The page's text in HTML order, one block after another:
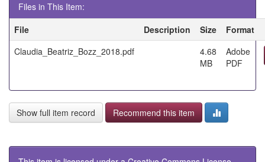
Files in This Item:
File
Description Size
Format
Claudia_Beatriz_Bozz_2018.pdf
4.68
MB
Adobe
PDF
Show full item record Recommend this item